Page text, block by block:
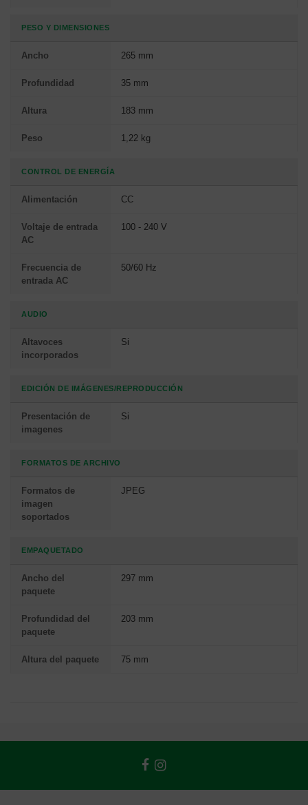
PESO Y DIMENSIONES
Ancho 265 mm
Profundidad 35 mm
Altura 183 mm
Peso 1,22 kg
CONTROL DE ENERGÍA
Alimentación CC
Voltaje de entrada
AC
100 - 240 V
Frecuencia de
entrada AC
50/60 Hz
AUDIO
Altavoces
incorporados
Si
EDICIÓN DE IMÁGENES/REPRODUCCIÓN
Presentación de
imagenes
Si
FORMATOS DE ARCHIVO
Formatos de
imagen
soportados
JPEG
EMPAQUETADO
Ancho del
paquete
297 mm
Profundidad del
paquete
203 mm
Altura del paquete 75 mm